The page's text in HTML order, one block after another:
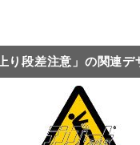
上り段差注意」の関連デ